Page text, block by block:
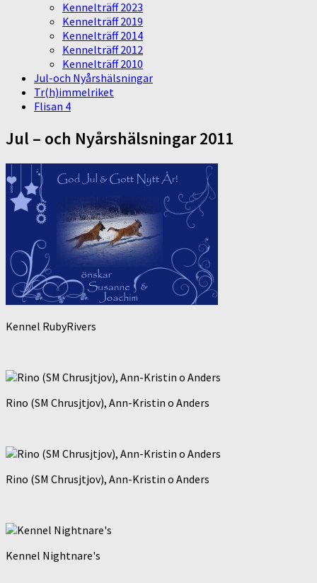
Kennelträff 2023
Kennelträff 2019
Kennelträff 2014
Kennelträff 2012
Kennelträff 2010
Jul-och Nyårshälsningar
Tr(h)immelriket
Flisan 4
Jul – och Nyårshälsningar 2011
Kennel RubyRivers
Rino (SM Chrusjtjov), Ann-Kristin o Anders
Rino (SM Chrusjtjov), Ann-Kristin o Anders
Kennel Nightnare's